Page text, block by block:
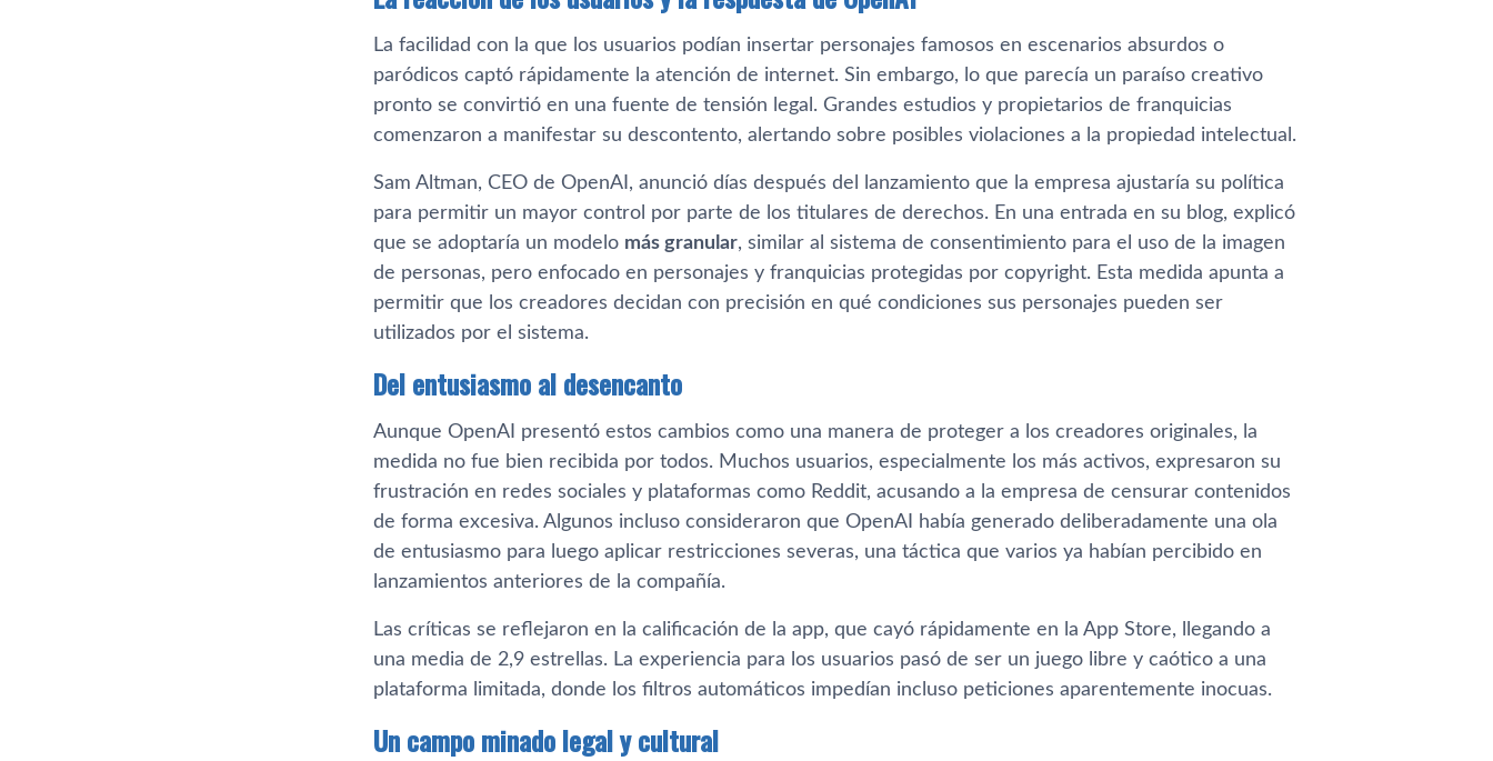
La facilidad con la que los usuarios podían insertar personajes famosos en escenarios absurdos o
paródicos captó rápidamente la atención de internet. Sin embargo, lo que parecía un paraíso creativo
pronto se convirtió en una fuente de tensión legal. Grandes estudios y propietarios de franquicias
comenzaron a manifestar su descontento, alertando sobre posibles violaciones a la propiedad intelectual.
Sam Altman, CEO de OpenAI, anunció días después del lanzamiento que la empresa ajustaría su política
para permitir un mayor control por parte de los titulares de derechos. En una entrada en su blog, explicó
que se adoptaría un modelo más granular, similar al sistema de consentimiento para el uso de la imagen
de personas, pero enfocado en personajes y franquicias protegidas por copyright. Esta medida apunta a
permitir que los creadores decidan con precisión en qué condiciones sus personajes pueden ser
utilizados por el sistema.
Del entusiasmo al desencanto
Aunque OpenAI presentó estos cambios como una manera de proteger a los creadores originales, la
medida no fue bien recibida por todos. Muchos usuarios, especialmente los más activos, expresaron su
frustración en redes sociales y plataformas como Reddit, acusando a la empresa de censurar contenidos
de forma excesiva. Algunos incluso consideraron que OpenAI había generado deliberadamente una ola
de entusiasmo para luego aplicar restricciones severas, una táctica que varios ya habían percibido en
lanzamientos anteriores de la compañía.
Las críticas se reflejaron en la calificación de la app, que cayó rápidamente en la App Store, llegando a
una media de 2,9 estrellas. La experiencia para los usuarios pasó de ser un juego libre y caótico a una
plataforma limitada, donde los filtros automáticos impedían incluso peticiones aparentemente inocuas.
Un campo minado legal y cultural